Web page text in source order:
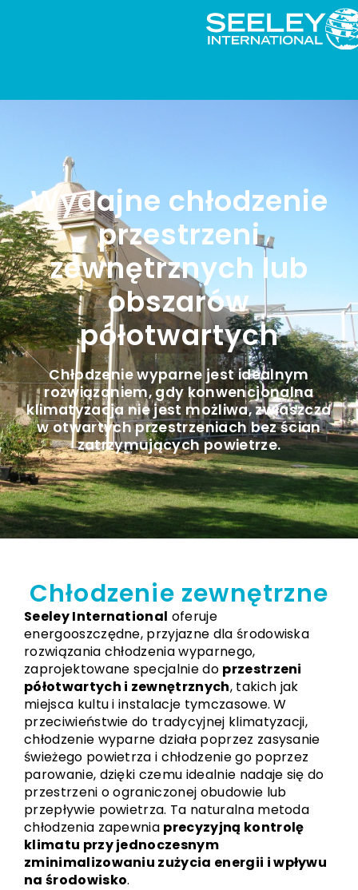
Wydajne chłodzenie
przestrzeni
zewnętrznych lub
obszarów
półotwartych
Chłodzenie wyparne jest idealnym
rozwiązaniem, gdy konwencjonalna
klimatyzacja nie jest możliwa, zwłaszcza
w otwartych przestrzeniach bez ścian
zatrzymujących powietrze.
Chłodzenie zewnętrzne
Seeley International oferuje
energooszczędne, przyjazne dla środowiska
rozwiązania chłodzenia wyparnego,
zaprojektowane specjalnie do przestrzeni
półotwartych i zewnętrznych, takich jak
miejsca kultu i instalacje tymczasowe. W
przeciwieństwie do tradycyjnej klimatyzacji,
chłodzenie wyparne działa poprzez zasysanie
świeżego powietrza i chłodzenie go poprzez
parowanie, dzięki czemu idealnie nadaje się do
przestrzeni o ograniczonej obudowie lub
przepływie powietrza. Ta naturalna metoda
chłodzenia zapewnia precyzyjną kontrolę
klimatu przy jednoczesnym
zminimalizowaniu zużycia energii i wpływu
na środowisko.